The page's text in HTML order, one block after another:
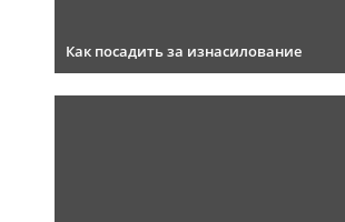
Как посадить за изнасилование